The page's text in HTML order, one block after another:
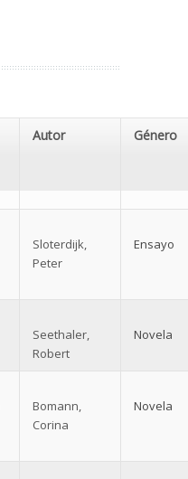
Autor Género
Sloterdijk,
Peter
Ensayo
Seethaler,
Robert
Novela
Bomann,
Corina
Novela